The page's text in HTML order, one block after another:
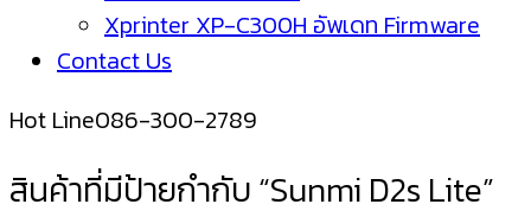
Xprinter XP-C300H อัพเดท Firmware
Contact Us
Hot Line086-300-2789
สินค้าที่มีป้ายกำกับ “Sunmi D2s Lite”